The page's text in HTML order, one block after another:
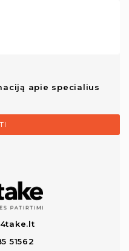
apie specialius
51562